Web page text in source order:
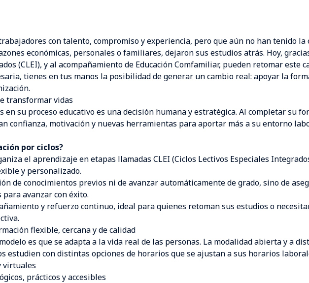
con talento, compromiso y experiencia, pero que aún no han tenido
económicas, personales o familiares, dejaron sus estudios atrás. Hoy,
(CLEI), y al acompañamiento de Educación Comfamiliar, pueden retomar este
tienes en tus manos la posibilidad de generar un cambio real: apoyar la
transformar vidas
en su proceso educativo es una decisión humana y estratégica. Al completar su
confianza, motivación y nuevas herramientas para aportar más a su entorno
por ciclos?
el aprendizaje en etapas llamadas CLEI (Ciclos Lectivos Especiales
y personalizado.
de conocimientos previos ni de avanzar automáticamente de grado, sino de
avanzar con éxito.
y refuerzo continuo, ideal para quienes retoman sus estudios o
flexible, cercana y de calidad
es que se adapta a la vida real de las personas. La modalidad abierta y a
estudien con distintas opciones de horarios que se ajustan a sus horarios
virtuales
prácticos y accesibles